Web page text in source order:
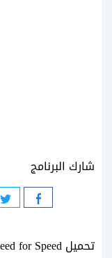
شارك البرنامج
تحميل Need for Speed‏